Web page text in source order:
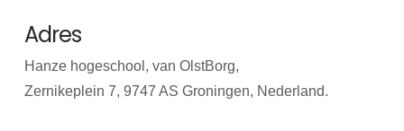
Adres
Hanze hogeschool, van OlstBorg,
Zernikeplein 7, 9747 AS Groningen, Nederland.